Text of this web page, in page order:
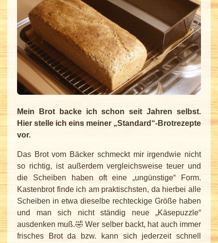
Mein Brot backe ich schon seit Jahren selbst.
Hier stelle ich eins meiner „Standard“-Brotrezepte
vor.
Das Brot vom Bäcker schmeckt mir irgendwie nicht
so richtig, ist außerdem vergleichsweise teuer und
die Scheiben haben oft eine „ungünstige“ Form.
Kastenbrot finde ich am praktischsten, da hierbei alle
Scheiben in etwa dieselbe rechteckige Größe haben
und man sich nicht ständig neue „Käsepuzzle“
ausdenken muß.🤣 Wer selber backt, hat auch immer
frisches Brot da bzw. kann sich jederzeit schnell